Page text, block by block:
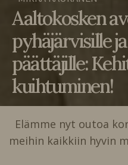
Aaltokosken
pyhäjärvisille
päättäjille:
kuihtuminen!
Elämme nyt outoa
meihin kaikkiin hyvin